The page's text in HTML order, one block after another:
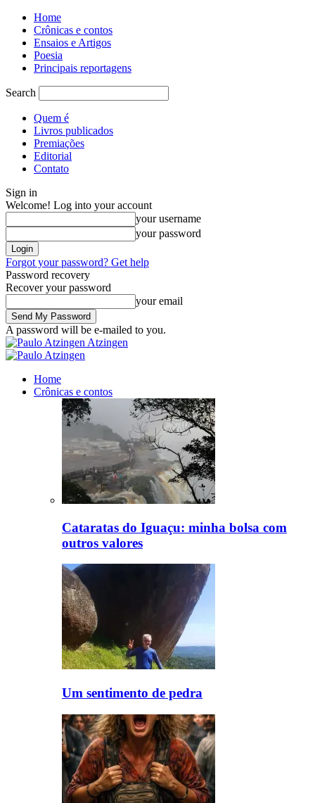
Home
Crônicas e contos
Ensaios e Artigos
Poesia
Principais reportagens
Search
Quem é
Livros publicados
Premiações
Editorial
Contato
Sign in
Welcome! Log into your account
your username
your password
Forgot your password? Get help
Password recovery
Recover your password
your email
A password will be e-mailed to you.
Atzingen
Home
Crônicas e contos
Cataratas do Iguaçu: minha bolsa com
outros valores
Um sentimento de pedra